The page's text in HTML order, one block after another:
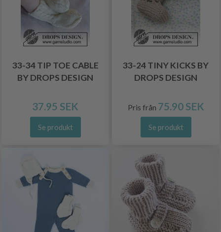
33-34 TIP TOE CABLE
BY DROPS DESIGN
37.95 SEK
Se produkt
33-24 TINY KICKS BY
DROPS DESIGN
Pris från 75.90 SEK
Se produkt